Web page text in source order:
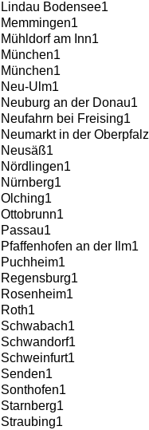
Lindau Bodensee1
Memmingen1
Mühldorf am Inn1
München1
München1
Neu-Ulm1
Neuburg an der Donau1
Neufahrn bei Freising1
Neumarkt in der Oberpfalz
Neusäß1
Nördlingen1
Nürnberg1
Olching1
Ottobrunn1
Passau1
Pfaffenhofen an der Ilm1
Puchheim1
Regensburg1
Rosenheim1
Roth1
Schwabach1
Schwandorf1
Schweinfurt1
Senden1
Sonthofen1
Starnberg1
Straubing1